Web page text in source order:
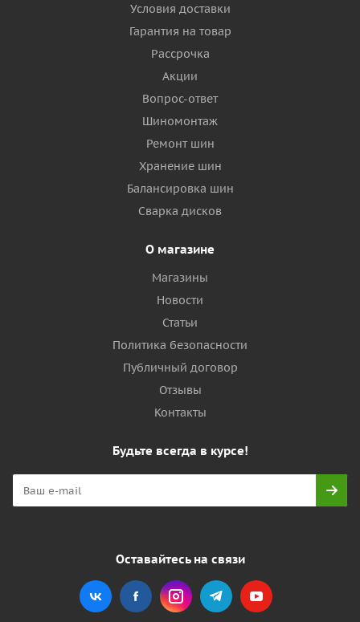
Условия доставки
Гарантия на товар
Рассрочка
Акции
Вопрос-ответ
Шиномонтаж
Ремонт шин
Хранение шин
Балансировка шин
Сварка дисков
О магазине
Магазины
Новости
Статьи
Политика безопасности
Публичный договор
Отзывы
Контакты
Будьте всегда в курсе!
Оставайтесь на связи